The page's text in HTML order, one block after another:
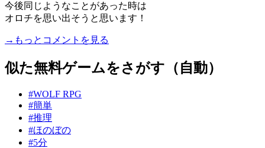
今後同じようなことがあった時は
オロチを思い出そうと思います！
→もっとコメントを見る
似た無料ゲームをさがす（自動）
#WOLF RPG
#簡単
#推理
#ほのぼの
#5分